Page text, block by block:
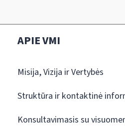
APIE VMI
Misija, Vizija ir Vertybės
Struktūra ir kontaktinė
Konsultavimasis su